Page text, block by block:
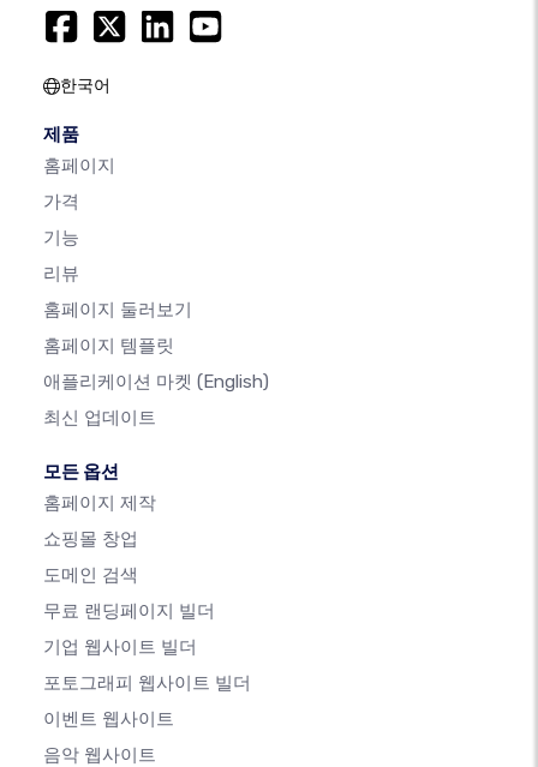
한국어
제품
홈페이지
가격
기능
리뷰
홈페이지 둘러보기
홈페이지 템플릿
애플리케이션 마켓 (English)
최신 업데이트
모든 옵션
홈페이지 제작
쇼핑몰 창업
도메인 검색
무료 랜딩페이지 빌더
기업 웹사이트 빌더
포토그래피 웹사이트 빌더
이벤트 웹사이트
음악 웹사이트